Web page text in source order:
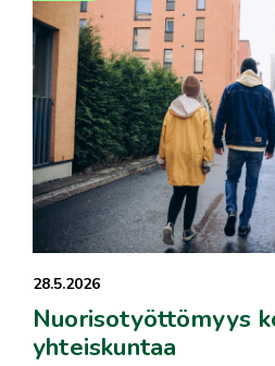
28.5.2026
Nuorisotyöttömyys
yhteiskuntaa